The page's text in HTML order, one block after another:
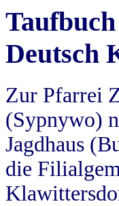
Deutsch
Zur Pfarrei
(Sypnywo)
Jagdhaus
die